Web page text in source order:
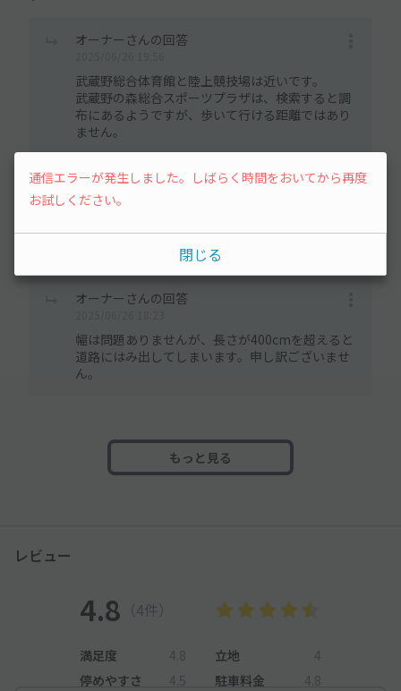
オーナーさんの回答
武蔵野総合体育館と陸上競技場は近いです。
武蔵野の森総合スポーツプラザは、検索すると調
布にあるようですが、歩いて行ける距離ではあり
ません。
user_d97311さん
アルファードは停めることできますか？
オーナーさんの回答
幅は問題ありませんが、長さが400cmを超えると
道路にはみ出してしまいます。申し訳ございませ
ん。
もっと見る
レビュー
4.8 （4件）
満足度 4.8 立地
4
停めやすさ
4.5 駐車料金
4.8
通信エラーが発生しました。しばらく時間をおいてから再度
お試しください。
閉じる